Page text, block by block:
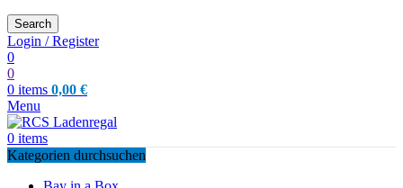
Search
Login / Register
0
0
0 items 0,00 €
Menu
0 items
Kategorien durchsuchen